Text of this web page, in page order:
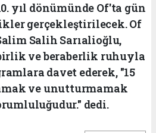
yıl dönümünde Of'ta gün
gerçekleştirilecek. Of
Salih Sarıalioğlu,
ve beraberlik ruhuyla
davet ederek, "15
ve unutturmamak
dedi.